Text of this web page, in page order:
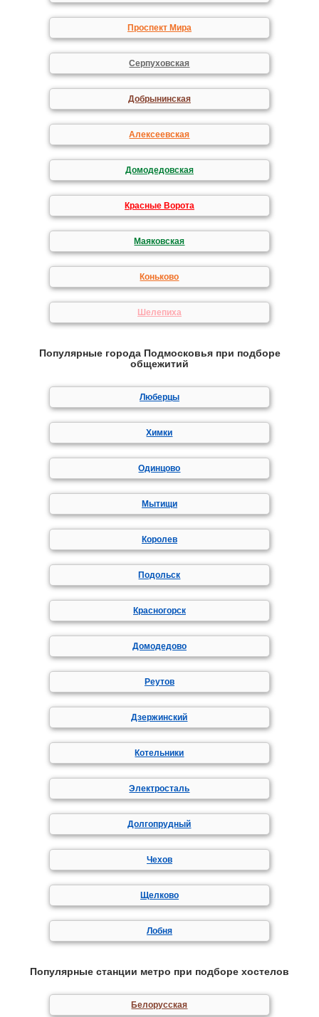
Проспект Мира
Серпуховская
Добрынинская
Алексеевская
Домодедовская
Красные Ворота
Маяковская
Коньково
Шелепиха
Популярные города Подмосковья при подборе
общежитий
Люберцы
Химки
Одинцово
Мытищи
Королев
Подольск
Красногорск
Домодедово
Реутов
Дзержинский
Котельники
Электросталь
Долгопрудный
Чехов
Щелково
Лобня
Популярные станции метро при подборе хостелов
Белорусская